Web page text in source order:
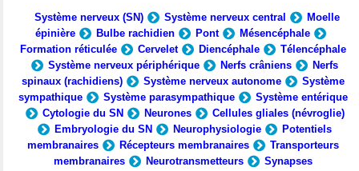
Système nerveux (SN) Système nerveux central
Moelle
épinière
Bulbe rachidien Pont
Mésencéphale
Formation réticulée
Cervelet Diencéphale
Télencéphale
Système nerveux périphérique
Nerfs crâniens
Nerfs
spinaux (rachidiens)
Système nerveux autonome
Système
sympathique
Système parasympathique
Système entérique
Cytologie du SN
Neurones
Cellules gliales (névroglie)
Embryologie du SN
Neurophysiologie
Potentiels
membranaires
Récepteurs membranaires
Transporteurs
membranaires
Neurotransmetteurs Synapses